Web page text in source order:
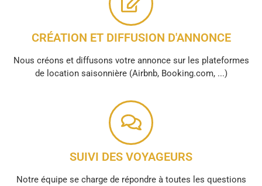
CRÉATION ET DIFFUSION D'ANNONCE
Nous créons et diffusons votre annonce sur les plateformes
de location saisonnière (Airbnb, Booking.com, ...)
SUIVI DES VOYAGEURS
Notre équipe se charge de répondre à toutes les questions